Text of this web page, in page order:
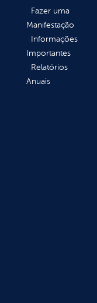
Fazer uma
Manifestação
Informações
Importantes
Relatórios
Anuais